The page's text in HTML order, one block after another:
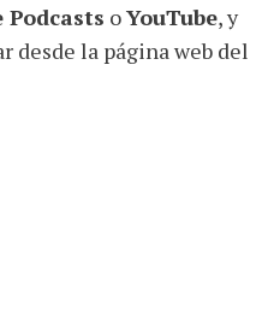
Podcasts oYouTube, y
desde la página web del